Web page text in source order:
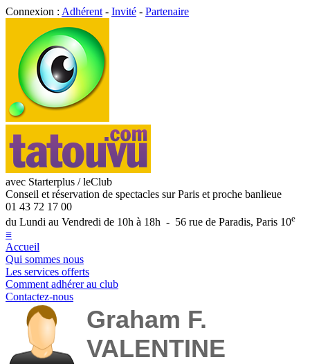
Connexion : Adhérent - Invité - Partenaire
avec Starterplus / leClub
Conseil et réservation de spectacles sur Paris et proche banlieue
01 43 72 17 00
du Lundi au Vendredi de 10h à 18h - 56 rue de Paradis, Paris 10e
≡
Accueil
Qui sommes nous
Les services offerts
Comment adhérer au club
Contactez-nous
Graham F.
VALENTINE